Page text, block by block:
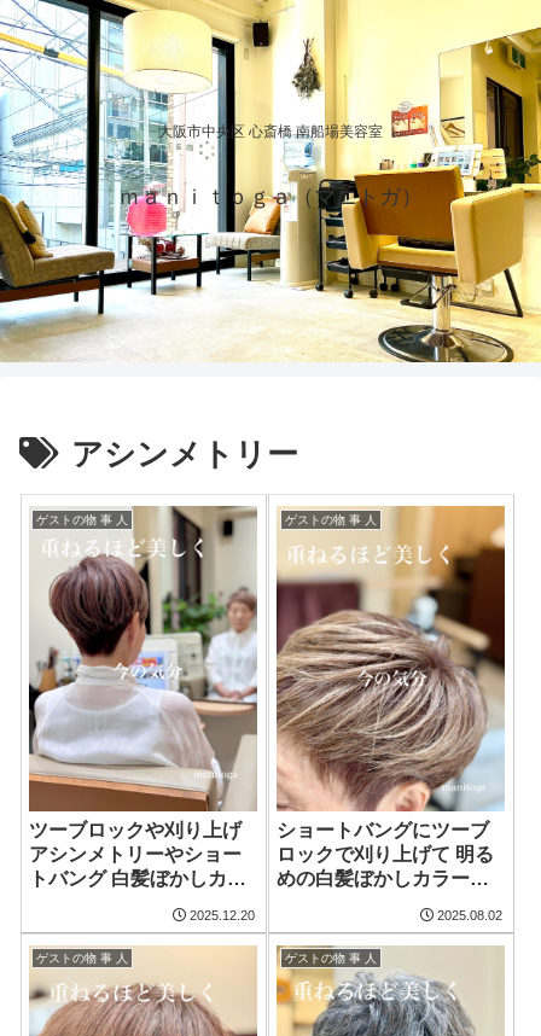
大阪市中央区 心斎橋 南船場美容室
ｍａｎｉｔｏｇａ（マニトガ）
アシンメトリー
ゲストの物 事 人
ツーブロックや刈り上げ
アシンメトリーやショー
トバング 白髪ぼかしカラ
ト これ全部乗せなのにコ
ンパクトでオシャレでナ
チュラルなショートヘア
2025.12.20
ゲストの物 事 人
ショートバングにツーブ
ロックで刈り上げて 明る
めの白髪ぼかしカラーに
イトカラーをブレンドさ
せたオシャレなショート
ヘア でもね全てはゲスト
に似合わせ簡単で可愛く
決まり長持ちさせて喜ん
2025.08.02
ゲストの物 事 人 ゲストの物 事 人